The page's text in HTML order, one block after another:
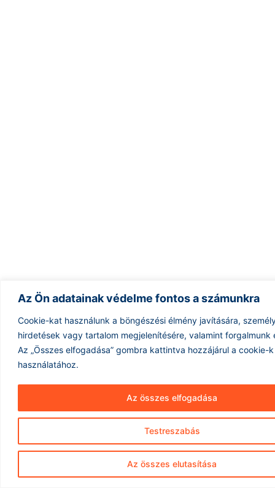
Az Ön adatainak védelme fontos a számunkra
Cookie-kat használunk a böngészési élmény javítására,
hirdetések vagy tartalom megjelenítésére, valamint forgalmunk
Az „Összes elfogadása” gombra kattintva hozzájárul a cookie-k
használatához.
Testreszabás
Az összes elutasítása
Az összes elfogadása